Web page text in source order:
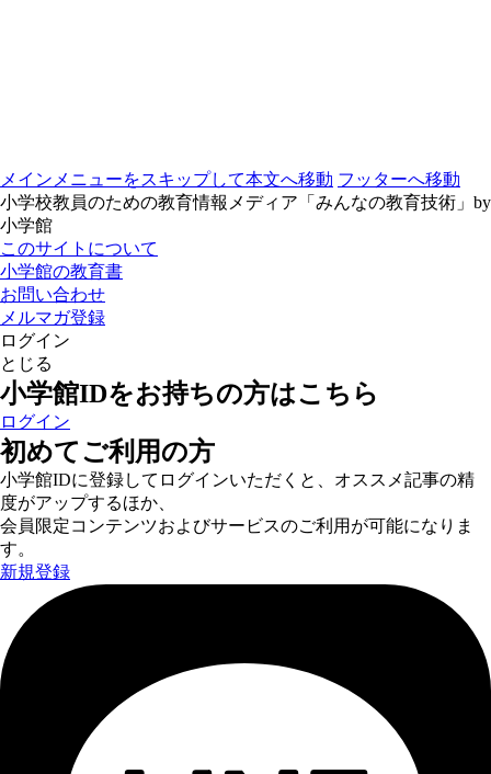
メインメニューをスキップして本文へ移動 フッターへ移動
小学校教員のための教育情報メディア「みんなの教育技術」by
小学館
このサイトについて
小学館の教育書
お問い合わせ
メルマガ登録
ログイン
とじる
小学館IDをお持ちの方はこちら
ログイン
初めてご利用の方
小学館IDに登録してログインいただくと、オススメ記事の精
度がアップするほか、
会員限定コンテンツおよびサービスのご利用が可能になりま
す。
新規登録